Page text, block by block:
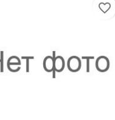
favorite_border